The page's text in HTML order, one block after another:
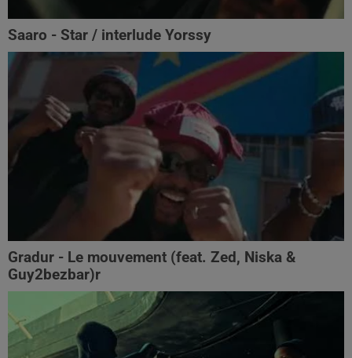
Saaro - Star / interlude Yorssy
Gradur - Le mouvement (feat. Zed, Niska &
Guy2bezbar)r